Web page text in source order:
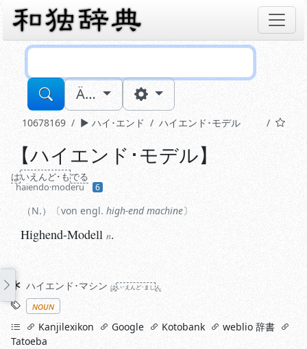
Ä…
10678169 ハイ･エンド ハイエンド･モデル
N. von engl.high-end machine
Highend-Modell
【ハイエンド･モデル】
はいえんど･もでる
haiendo·moderu
6
N. von engl. high-end machine
Highend-Modell n.
Synonyme
ハイエンド･マシン はい･えんど･ましん
Stichworte
noun
linksKanjilexikon Google Kotobank
weblio 辞書
Tatoeba